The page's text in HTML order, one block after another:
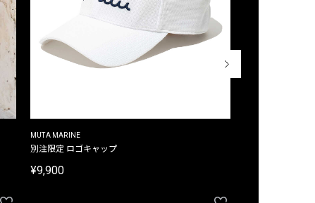
MUTA MARINE
別注限定 ロゴキャップ
¥9,900